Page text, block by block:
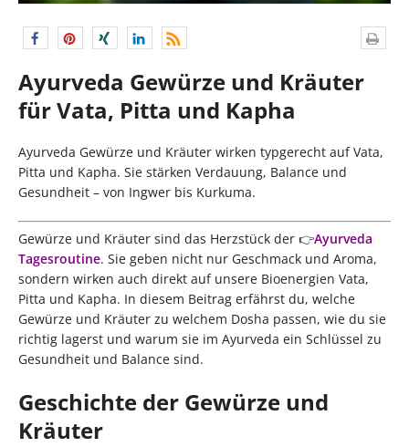
Ayurveda Gewürze und Kräuter
für Vata, Pitta und Kapha
Ayurveda Gewürze und Kräuter wirken typgerecht auf Vata,
Pitta und Kapha. Sie stärken Verdauung, Balance und
Gesundheit – von Ingwer bis Kurkuma.
Gewürze und Kräuter sind das Herzstück der 👉Ayurveda
Tagesroutine. Sie geben nicht nur Geschmack und Aroma,
sondern wirken auch direkt auf unsere Bioenergien Vata,
Pitta und Kapha. In diesem Beitrag erfährst du, welche
Gewürze und Kräuter zu welchem Dosha passen, wie du sie
richtig lagerst und warum sie im Ayurveda ein Schlüssel zu
Gesundheit und Balance sind.
Geschichte der Gewürze und
Kräuter